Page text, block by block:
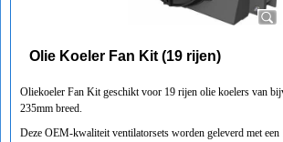
Olie Koeler Fan Kit (19 rijen)
Oliekoeler Fan Kit geschikt voor 19 rijen olie koelers van
235mm breed.
Deze OEM-kwaliteit ventilatorsets worden geleverd met